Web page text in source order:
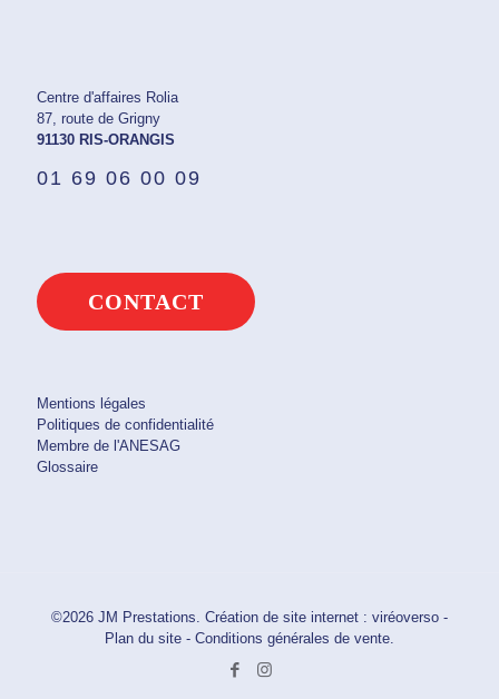
Centre d'affaires Rolia
87, route de Grigny
91130 RIS-ORANGIS
01 69 06 00 09
CONTACT
Mentions légales
Politiques de confidentialité
Membre de l'ANESAG
Glossaire
©2026 JM Prestations. Création de site internet : viréoverso -
Plan du site - Conditions générales de vente